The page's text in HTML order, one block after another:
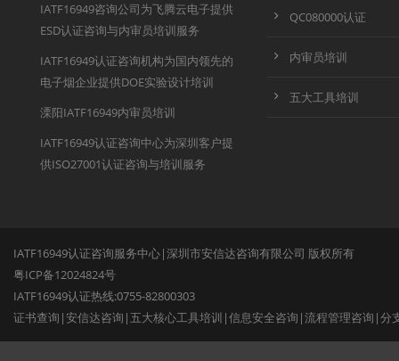
IATF16949咨询公司为飞腾云电子提供
ESD认证咨询与内审员培训服务
IATF16949认证咨询机构为国内领先的
电子烟企业提供DOE实验设计培训
溧阳IATF16949内审员培训
IATF16949认证咨询中心为深圳客户提
供ISO27001认证咨询与培训服务
QC080000认证
内审员培训
五大工具培训
IATF16949认证咨询服务中心|深圳市安信达咨询有限公司 版权所有
粤ICP备12024824号
IATF16949认证热线:0755-82800303
证书查询 |安信达咨询 | 五大核心工具培训 |信息安全咨询 |流程管理咨询 |分